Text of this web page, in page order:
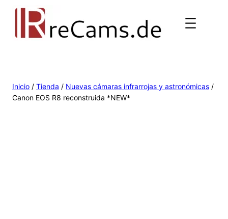
Inicio / Tienda / Nuevas cámaras infrarrojas y astronómicas /
Canon EOS R8 reconstruida *NEW*